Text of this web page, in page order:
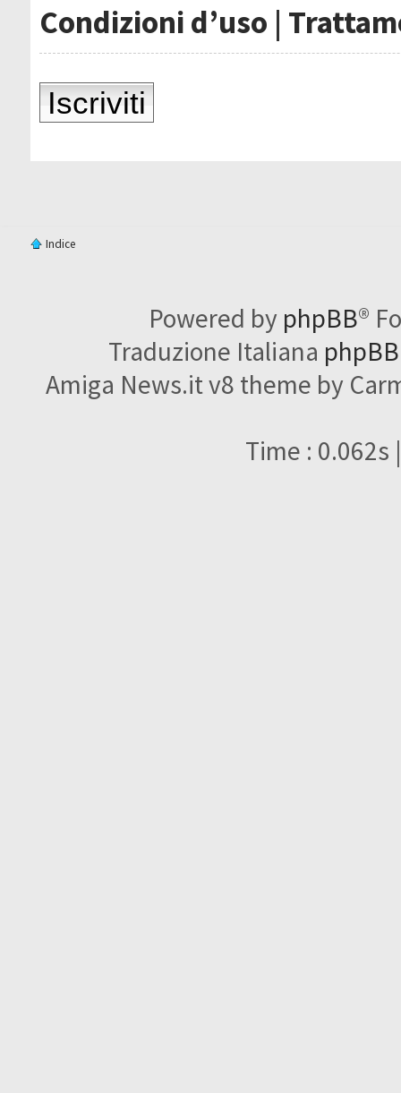
Condizioni d’uso |
Iscriviti
Indice
Powered by phpBB®
Traduzione Italiana
Amiga News.it v8 theme by
Time : 0.062s